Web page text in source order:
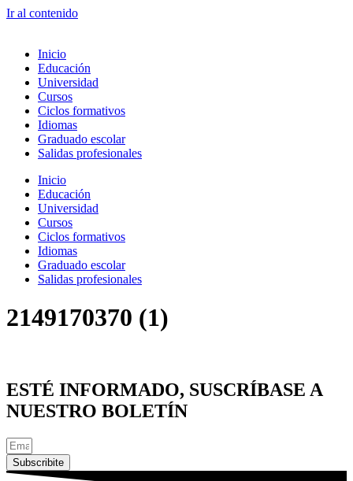
Ir al contenido
Inicio
Educación
Universidad
Cursos
Ciclos formativos
Idiomas
Graduado escolar
Salidas profesionales
Inicio
Educación
Universidad
Cursos
Ciclos formativos
Idiomas
Graduado escolar
Salidas profesionales
2149170370 (1)
ESTÉ INFORMADO, SUSCRÍBASE A
NUESTRO BOLETÍN
Subscribite